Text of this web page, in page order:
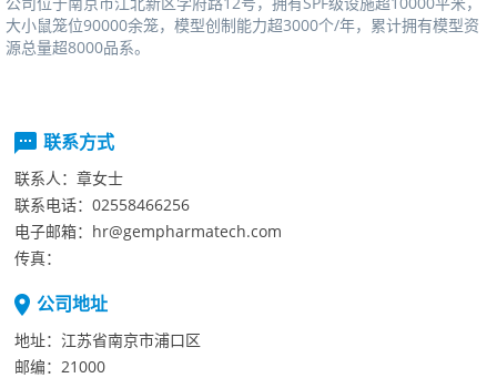
大小鼠笼位90000余笼，模型创制能力超3000个/年，累计拥有模型资
源总量超8000品系。
联系方式
联系人： 章女士
联系电话： 02558466256
电子邮箱： hr@gempharmatech.com
传真：
公司地址
地址： 江苏省南京市浦口区
邮编： 21000